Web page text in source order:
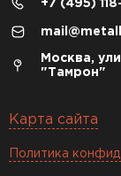
+7 (495)
Москва,
"Тамрон"
Карта сайта
Политика